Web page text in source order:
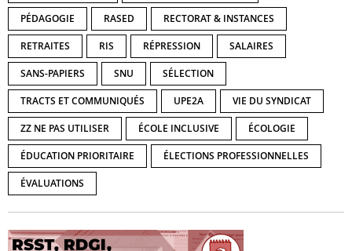
PÉDAGOGIE RASED RECTORAT & INSTANCES
RETRAITES RIS RÉPRESSION SALAIRES
SANS-PAPIERS SNU SÉLECTION
TRACTS ET COMMUNIQUÉS UPE2A VIE DU SYNDICAT
ZZ NE PAS UTILISER ÉCOLE INCLUSIVE ÉCOLOGIE
ÉDUCATION PRIORITAIRE ÉLECTIONS PROFESSIONNELLES
ÉVALUATIONS